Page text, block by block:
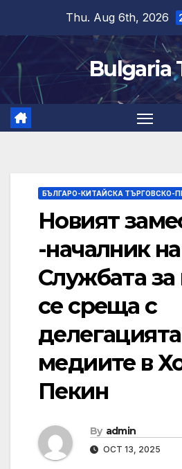
content
Thu. Aug 6th, 2026
Bulgaria
БЪЛГАРО-КИТАЙСКА ТЪРГОВСКО-
Новият
-началник на
Службата за
се среща с
медиите в
Пекин
By admin
OCT 13, 2025